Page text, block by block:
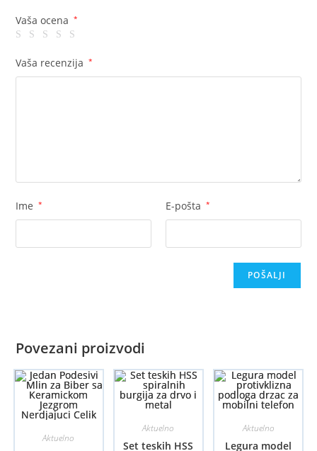
Vaša ocena *
Vaša recenzija *
Ime * E-pošta *
Povezani proizvodi
Aktuelno
Aktuelno
Set teskih HSS
Aktuelno
Legura model